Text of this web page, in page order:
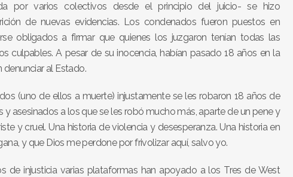
por varios colectivos desde el principio del juicio- se hizo
de nuevas evidencias. Los condenados fueron puestos en
obligados a firmar que quienes los juzgaron tenían todas las
culpables. A pesar de su inocencia, habían pasado 18 años en la
denunciar al Estado.
(uno de ellos a muerte) injustamente se les robaron 18 años de
y asesinados a los que se les robó mucho más, aparte de un pene y
y cruel. Una historia de violencia y desesperanza. Una historia en
y que Dios me perdone por frivolizar aquí, salvo yo.
de injusticia varias plataformas han apoyado a los Tres de West